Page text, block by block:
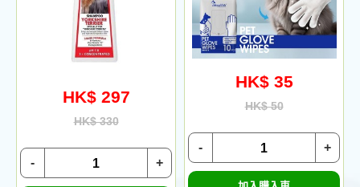
HK$ 297
HK$ 330
+
-
HK$ 35
HK$ 50
+
-